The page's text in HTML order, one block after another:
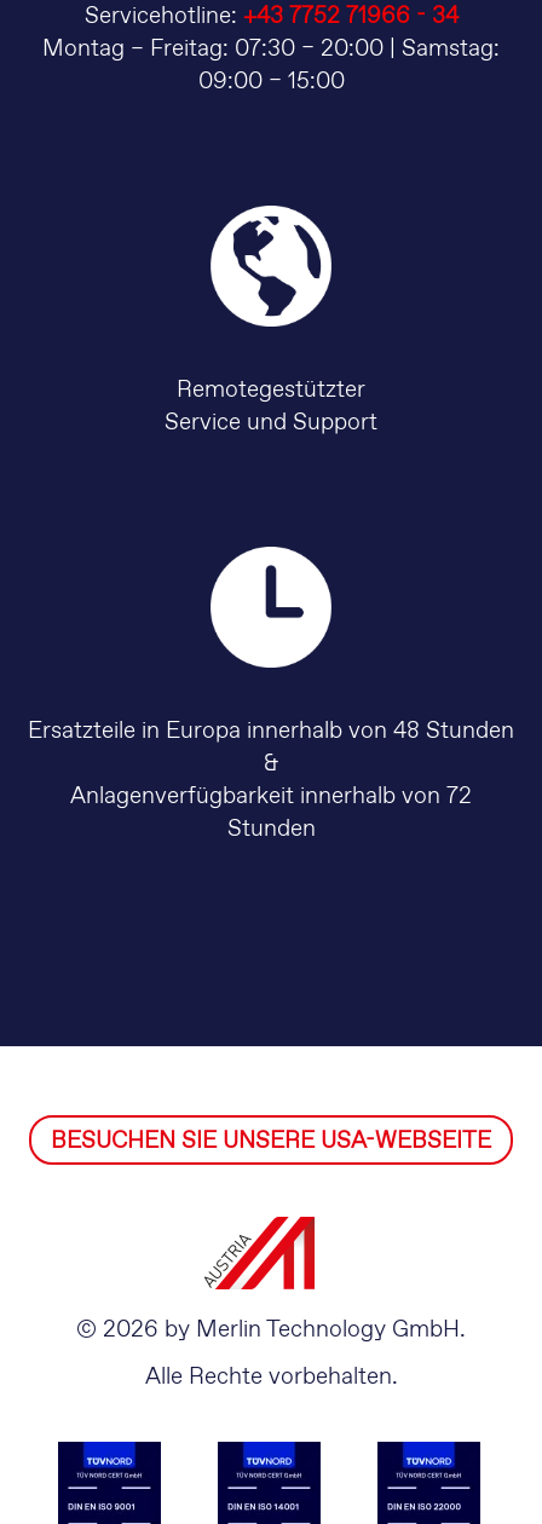
Servicehotline: +43 7752 71966 - 34
Montag – Freitag: 07:30 – 20:00 | Samstag:
09:00 – 15:00
Remotegestützter
Service und Support
Ersatzteile in Europa innerhalb von 48 Stunden
&
Anlagenverfügbarkeit innerhalb von 72
Stunden
BESUCHEN SIE UNSERE USA-WEBSEITE
© 2026 by Merlin Technology GmbH.
Alle Rechte vorbehalten.